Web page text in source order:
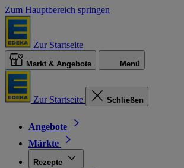
Zum Hauptbereich springen
Zur Startseite
Markt & Angebote Menü
Zur Startseite Schließen
Angebote
Märkte
Rezepte